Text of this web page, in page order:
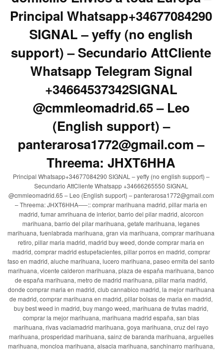
Principal Whatsapp+34677084290
SIGNAL – yeffy (no english
support) – Secundario AttCliente
Whatsapp Telegram Signal
+34664537342SIGNAL
@cmmleomadrid.65 – Leo
(English support) –
panterarosa1772@gmail.com –
Threema: JHXT6HHA
Principal Whatsapp+34677084290 SIGNAL – yeffy (no english support) –
Secundario AttCliente Whatsapp +34666265550 SIGNAL
@cmmleomadrid.65 – Leo (English support) – panterarosa1772@gmail.com
– Threema: JHXT6HHA—–:: comprar marihuana madrid, pillar maria en
madrid, fumar amrihuana de interior, barrio del pilar madrid, alcorcon
marihuana, barrio del pilar marihuana, getafe marihuana, leganes
marihuana, fuenlabrada marihuana, gran via marihuana, comprar marihuana
retiro, pillar maria madrid, madrid buy weed, donde comprar maria en
madrid, comprar madrid estupefacientes, pillar porros en madrid, comprar
faso en madrid, aluche marihuana, lucero marihuana, paseo ermita del santo
marihuana, vicente calderon marihuana, plaza de españa marihuana, banco
de españa marihuana, metro de madrid marihuana, pillar maria madrid,
donde comprar maria en madrid, club cannabico madrid, la mejor marihuana
de madrid, comprar marihuana en madrid, pillar bolsas de maria en madrid,
buy best weed in madrid, buy mango weed, marihuana de frutas madrid,
comprar la mejor marihuana, marihuana madrid españa, san blas
marihuana, rivas vaciamadrid marihuana, goya marihuana, cruz del rayo
marihuana, prosperidad marihuana, sainz de baranda marihuana, arguelles
marihuana, moncloa marihuana, alsacia marihuana, sanchinarro marihuana,